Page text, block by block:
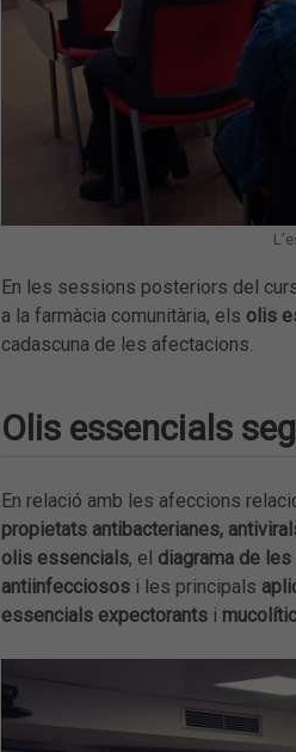
En les sessions posteriors del
a la farmàcia comunitària, els olis
cadascuna de les afectacions.
Olis essencials
En relació amb les afeccions
propietats antibacterianes,
olis essencials, el diagrama de
antiinfecciososi les principals
essencials expectorantsi